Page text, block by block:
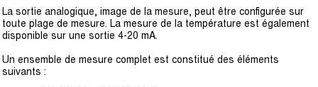
La sortie analogique, image de la mesure, peut être configurée sur
toute plage de mesure. La mesure de la température est également
disponible sur une sortie 4-20 mA.
Un ensemble de mesure complet est constitué des éléments
suivants :